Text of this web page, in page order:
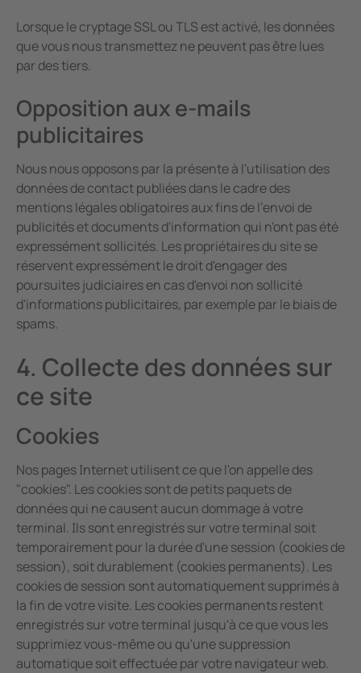
Lorsque le cryptage SSL ou TLS est activé, les données
que vous nous transmettez ne peuvent pas être lues
par des tiers.
Opposition aux e-mails
publicitaires
Nous nous opposons par la présente à l'utilisation des
données de contact publiées dans le cadre des
mentions légales obligatoires aux fins de l'envoi de
publicités et documents d'information qui n'ont pas été
expressément sollicités. Les propriétaires du site se
réservent expressément le droit d'engager des
poursuites judiciaires en cas d'envoi non sollicité
d'informations publicitaires, par exemple par le biais de
spams.
4. Collecte des données sur
ce site
Cookies
Nos pages Internet utilisent ce que l'on appelle des
"cookies". Les cookies sont de petits paquets de
données qui ne causent aucun dommage à votre
terminal. Ils sont enregistrés sur votre terminal soit
temporairement pour la durée d'une session (cookies de
session), soit durablement (cookies permanents). Les
cookies de session sont automatiquement supprimés à
la fin de votre visite. Les cookies permanents restent
enregistrés sur votre terminal jusqu'à ce que vous les
supprimiez vous-même ou qu'une suppression
automatique soit effectuée par votre navigateur web.